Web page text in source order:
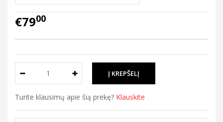
€7900
Turite klausimų apie šią prekę? Klauskite